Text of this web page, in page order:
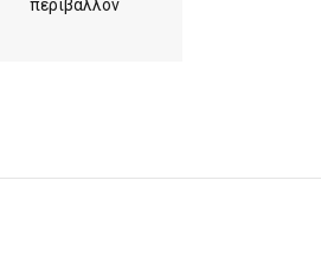
περιβάλλον